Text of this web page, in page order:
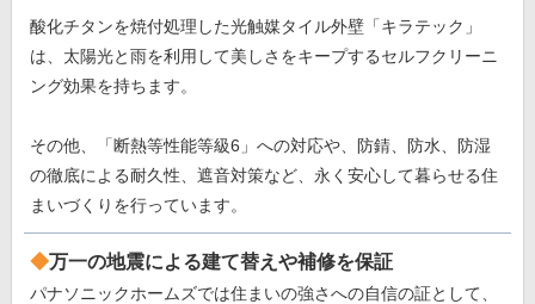
酸化チタンを焼付処理した光触媒タイル外壁「キラテック」
は、太陽光と雨を利用して美しさをキープするセルフクリーニ
ング効果を持ちます。
その他、「断熱等性能等級6」への対応や、防錆、防水、防湿
の徹底による耐久性、遮音対策など、永く安心して暮らせる住
まいづくりを行っています。
万一の地震による建て替えや補修を保証
パナソニックホームズでは住まいの強さへの自信の証として、